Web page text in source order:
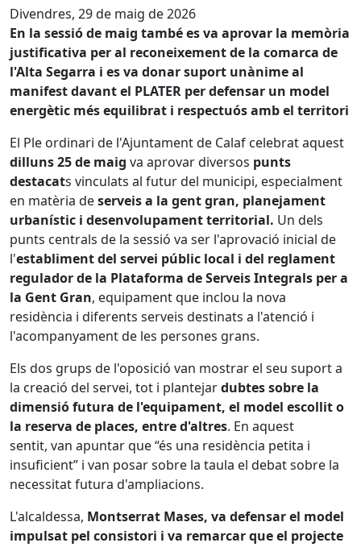
Divendres, 29 de maig de 2026
En la sessió de maig també es va aprovar la memòria
justificativa per al reconeixement de la comarca de
l'Alta Segarra i es va donar suport unànime al
manifest davant el PLATER per defensar un model
energètic més equilibrat i respectuós amb el territori
El Ple ordinari de l'Ajuntament de Calaf celebrat aquest
dilluns 25 de maig va aprovar diversos punts
destacats vinculats al futur del municipi, especialment
en matèria deserveis a la gent gran, planejament
urbanístic i desenvolupament territorial. Un dels
punts centrals de la sessió va ser l'aprovació inicial de
l'establiment del servei públic local i del reglament
regulador de la Plataforma de Serveis Integrals per a
la Gent Gran, equipament que inclou la nova
residència i diferents serveis destinats a l'atenció i
l'acompanyament de les persones grans.
Els dos grups de l'oposició van mostrar el seu suport a
la creació del servei, tot i plantejardubtes sobre la
dimensió futura de l'equipament, el model escollit o
la reserva de places, entre d'altres. En aquest
sentit, van apuntar que “és una residència petita i
insuficient” i van posar sobre la taula el debat sobre la
necessitat futura d'ampliacions.
L'alcaldessa, Montserrat Mases, va defensar el model
impulsat pel consistori i va remarcar que el projecte